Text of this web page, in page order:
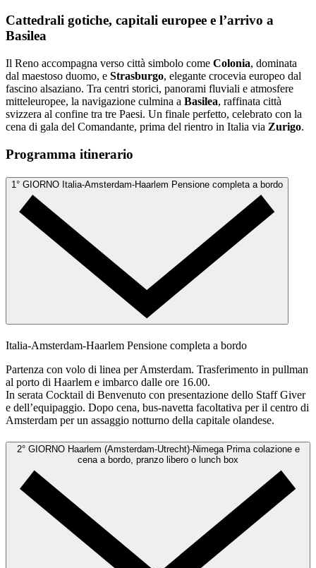
Cattedrali gotiche, capitali europee e l’arrivo a
Basilea
Il Reno accompagna verso città simbolo come Colonia, dominata
dal maestoso duomo, e Strasburgo, elegante crocevia europeo dal
fascino alsaziano. Tra centri storici, panorami fluviali e atmosfere
mitteleuropee, la navigazione culmina a Basilea, raffinata città
svizzera al confine tra tre Paesi. Un finale perfetto, celebrato con la
cena di gala del Comandante, prima del rientro in Italia via Zurigo.
Programma itinerario
1° GIORNO Italia-Amsterdam-Haarlem Pensione completa a bordo
Italia-Amsterdam-Haarlem Pensione completa a bordo
Partenza con volo di linea per Amsterdam. Trasferimento in pullman
al porto di Haarlem e imbarco dalle ore 16.00.
In serata Cocktail di Benvenuto con presentazione dello Staff Giver
e dell’equipaggio. Dopo cena, bus-navetta facoltativa per il centro di
Amsterdam per un assaggio notturno della capitale olandese.
2° GIORNO Haarlem (Amsterdam-Utrecht)-Nimega Prima colazione e
cena a bordo, pranzo libero o lunch box